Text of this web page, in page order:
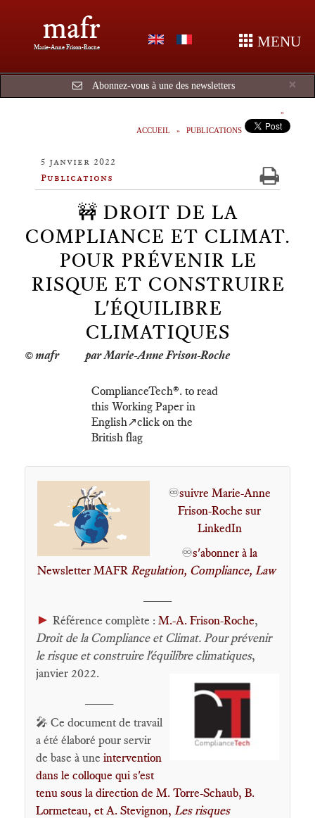
mafr
Marie-Anne Frison-Roche MENU
×
Abonnez-vous à une des newsletters
ACCUEIL PUBLICATIONS
5 janvier 2022
Publications
🚧 DROIT DE LA
COMPLIANCE ET CLIMAT.
POUR PRÉVENIR LE
RISQUE ET CONSTRUIRE
L'ÉQUILIBRE
CLIMATIQUES
par Marie-Anne Frison-Roche
ComplianceTech®️. to read
this Working Paper in
English↗️click on the
British flag
♾️suivre Marie-Anne
Frison-Roche sur
LinkedIn
♾️s'abonner à la
Newsletter MAFR Regulation, Compliance, Law
► Référence complète : M.-A. Frison-Roche,
Droit de la Compliance et Climat. Pour prévenir
le risque et construire l'équilibre climatiques,
janvier 2022.
🎤 Ce document de travail
a été élaboré pour servir
de base à une intervention
dans le colloque qui s'est
tenu sous la direction de M. Torre-Schaub, B.
Lormeteau, et A. Stevignon, Les risques